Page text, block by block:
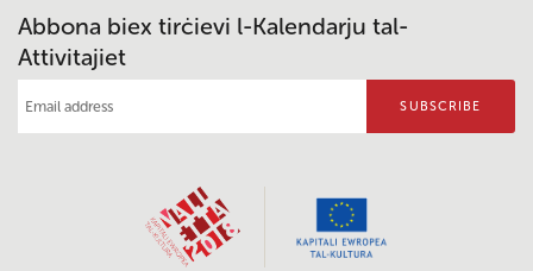
Abbona biex tirċievi l-Kalendarju tal-
Attivitajiet